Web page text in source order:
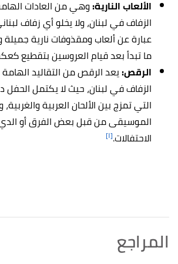
الألعاب النارية:وهي من العادات
الزفاف في لبنان، ولا يخلو أي زفاف
عبارة عن ألعاب ومقذوفات نارية جميلة
ما تبدأ بعد قيام العروسين بتقطيع
الرقص:يعد الرقص من التقاليد
الزفاف في لبنان، حيث لا يكتمل
التي تمزج بين الألحان العربية
الموسيقى من قبل بعض الفرق أو
الاحتفالات.[١]
المراجع